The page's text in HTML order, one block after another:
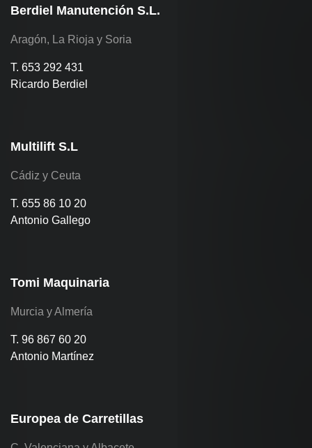
Berdiel Manutención S.L.
Aragón, La Rioja y Soria
T. 653 292 431
Ricardo Berdiel
Multilift S.L
Cádiz y Ceuta
T. 655 86 10 20
Antonio Gallego
Tomi Maquinaria
Murcia y Almería
T. 96 867 60 20
Antonio Martínez
Europea de Carretillas